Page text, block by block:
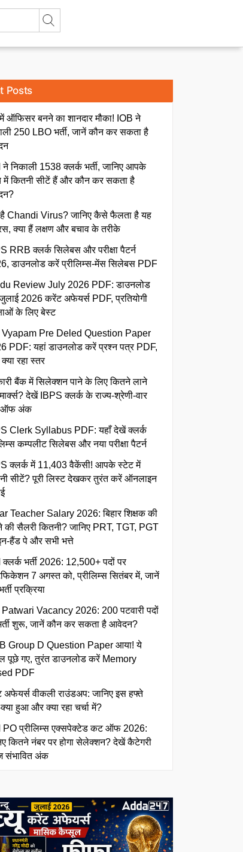
Posts
ऑफिसर बनने का शानदार मौका! IOB ने
250 LBO भर्ती, जानें कौन कर सकता है
निकाली 1538 क्लर्क भर्ती, जानिए आपके
में कितनी सीटें हैं और कौन कर सकता है
है Chandi Virus? जानिए कैसे फैलता है यह
क्या हैं लक्षण और बचाव के तरीके
RRB क्लर्क सिलेबस और परीक्षा पैटर्न
डाउनलोड करें प्रीलिम्स-मेंस सिलेबस PDF
Review July 2026 PDF: डाउनलोड
2026 करेंट अफेयर्स PDF, प्रतियोगी
के लिए बेस्ट
Vyapam Pre Deled Question Paper
PDF: यहां डाउनलोड करें प्रश्न पत्र PDF,
रहा स्तर
बैंक में सिलेक्शन पाने के लिए कितने लाने
देखें IBPS क्लर्क के राज्य-श्रेणी-वार
अंक
Clerk Syllabus PDF: यहाँ देखें क्लर्क
कम्पलीट सिलेबस और नया परीक्षा पैटर्न
क्लर्क में 11,403 वैकेंसी! आपके स्टेट में
सीटें? पूरी लिस्ट देखकर तुरंत करें ऑनलाइन
Teacher Salary 2026: बिहार शिक्षक की
की सैलरी कितनी? जानिए PRT, TGT, PGT
हैंड पे और सभी भत्ते
भर्ती 2026: 12,500+ पदों पर
7 अगस्त को, प्रीलिम्स सितंबर में, जानें
प्रक्रिया
Patwari Vacancy 2026: 200 पटवारी पदों
शुरू, जानें कौन कर सकता है आवेदन?
Group D Question Paper आया! ये
पूछे गए, तुरंत डाउनलोड करें Memory
PDF
अफेयर्स वीकली राउंडअप: जानिए इस हफ्ते
हुआ और क्या रहा चर्चा में?
PO प्रीलिम्स एक्सपेक्टेड कट ऑफ 2026:
कितने नंबर पर होगा सेलेक्शन? देखें कैटेगरी
संभावित अंक